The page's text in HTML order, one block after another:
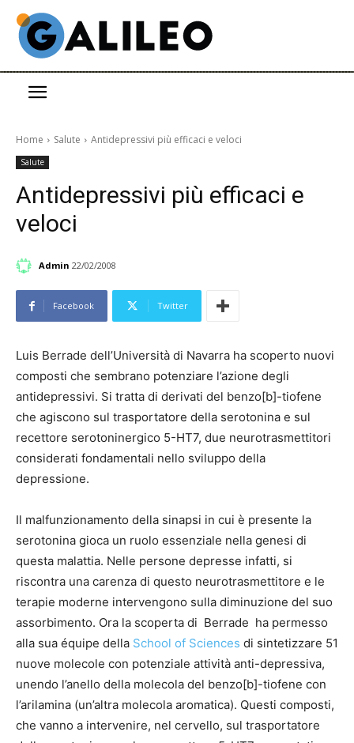
Home Salute Antidepressivi più efficaci e veloci
Salute
Antidepressivi più efficaci e
veloci
Admin 22/02/2008
Facebook Twitter
Luis Berrade dell’Università di Navarra ha scoperto nuovi
composti che sembrano potenziare l’azione degli
antidepressivi. Si tratta di derivati del benzo[b]-tiofene
che agiscono sul trasportatore della serotonina e sul
recettore serotoninergico 5-HT7, due neurotrasmettitori
considerati fondamentali nello sviluppo della
depressione.
Il malfunzionamento della sinapsi in cui è presente la
serotonina gioca un ruolo essenziale nella genesi di
questa malattia. Nelle persone depresse infatti, si
riscontra una carenza di questo neurotrasmettitore e le
terapie moderne intervengono sulla diminuzione del suo
assorbimento. Ora la scoperta di Berrade ha permesso
alla sua équipe della School of Sciences di sintetizzare 51
nuove molecole con potenziale attività anti-depressiva,
unendo l’anello della molecola del benzo[b]-tiofene con
l’arilamina (un’altra molecola aromatica). Questi composti,
che vanno a intervenire, nel cervello, sul trasportatore